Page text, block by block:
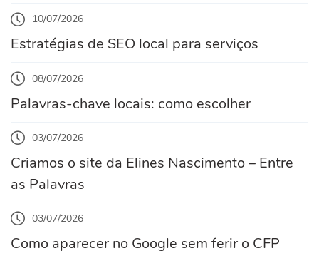
10/07/2026
Estratégias de SEO local para serviços
08/07/2026
Palavras-chave locais: como escolher
03/07/2026
Criamos o site da Elines Nascimento – Entre
as Palavras
03/07/2026
Como aparecer no Google sem ferir o CFP